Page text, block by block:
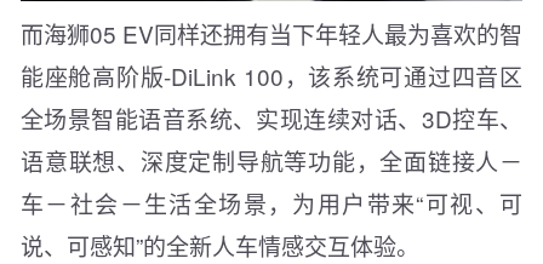
而海狮05 EV同样还拥有当下年轻人最为喜欢的智
能座舱高阶版-DiLink 100，该系统可通过四音区
全场景智能语音系统、实现连续对话、3D控车、
语意联想、深度定制导航等功能，全面链接人－
车－社会－生活全场景，为用户带来“可视、可
说、可感知”的全新人车情感交互体验。